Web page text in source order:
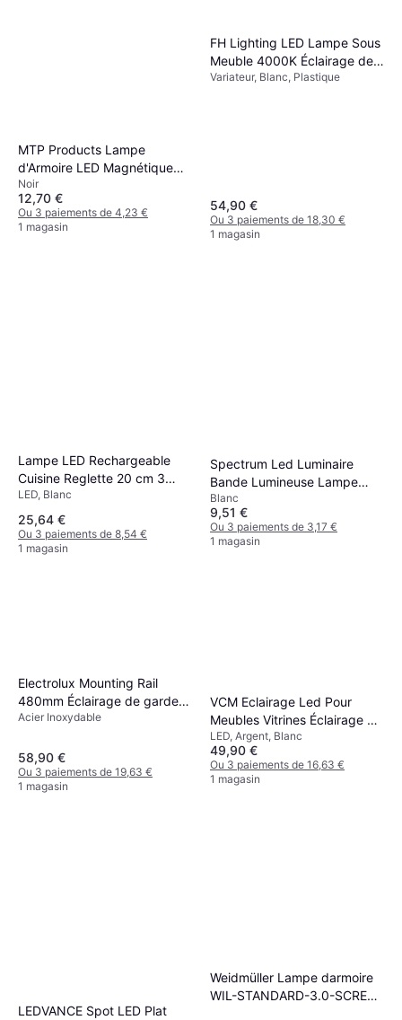
MTP Products Lampe
d'Armoire LED Magnétique
Rechargeable 20 cm Noir
Éclairage de garde-robe
Noir
12,70 €
Ou 3 paiements de 4,23 €
1 magasin
FH Lighting LED Lampe Sous
Meuble 4000K Éclairage de
garde-robe
Variateur, Blanc, Plastique
54,90 €
Ou 3 paiements de 18,30 €
1 magasin
Lampe LED Rechargeable
Cuisine Reglette 20 cm 3
Pièce Éclairage de garde-
robe
LED, Blanc
25,64 €
Ou 3 paiements de 8,54 €
1 magasin
Spectrum Led Luminaire
Bande Lumineuse Lampe
Cuisine Console Blanc
Éclairage de garde-robe
Blanc
9,51 €
Ou 3 paiements de 3,17 €
1 magasin
Electrolux Mounting Rail
480mm Éclairage de garde-
robe
Acier Inoxydable
58,90 €
Ou 3 paiements de 19,63 €
1 magasin
VCM Eclairage Led Pour
Meubles Vitrines Éclairage de
garde-robe
LED, Argent, Blanc
49,90 €
Ou 3 paiements de 16,63 €
1 magasin
LEDVANCE Spot LED Plat
Weidmüller Lampe darmoire
WIL-STANDARD-3.0-SCREW-